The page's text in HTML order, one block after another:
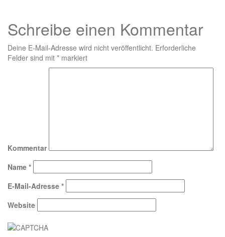
Schreibe einen Kommentar
Deine E-Mail-Adresse wird nicht veröffentlicht. Erforderliche
Felder sind mit * markiert
Kommentar
Name *
E-Mail-Adresse *
Website